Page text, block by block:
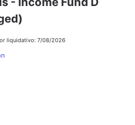
liquidativo: 7/08/2026